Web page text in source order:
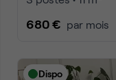
680 € par mois
Dispo